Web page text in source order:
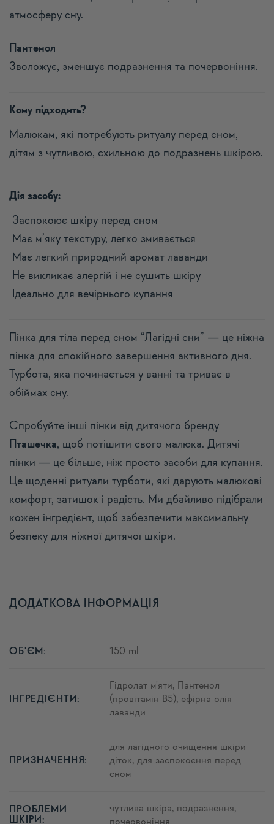
атмосферу сну.
Пантенол
Зволожує, зменшує подразнення та почервоніння.
Кому підходить?
Малюкам, які потребують ритуалу перед сном,
дітям з чутливою, схильною до подразнень шкірою.
Дія засобу:
Заспокоює шкіру перед сном
Має м’яку текстуру, легко змивається
Має легкий природний аромат лаванди
Не викликає алергій і не сушить шкіру
Ідеально для вечірнього купання
Пінка для тіла перед сном “Лагідні сни” — це ніжна
пінка для спокійного завершення активного дня.
Турбота, яка починається у ванні та триває в
обіймах сну.
Спробуйте інші пінки від дитячого бренду
Пташечка, щоб потішити свого малюка. Дитячі
пінки — це більше, ніж просто засоби для купання.
Це щоденні ритуали турботи, які дарують малюкові
комфорт, затишок і радість. Ми дбайливо підібрали
кожен інгредієнт, щоб забезпечити максимальну
безпеку для ніжної дитячої шкіри.
ДОДАТКОВА ІНФОРМАЦІЯ
ОБ'ЄМ: 150 ml
ІНГРЕДІЄНТИ:
Гідролат м'яти, Пантенол
(провітамін B5), ефірна олія
лаванди
ПРИЗНАЧЕННЯ:
для лагідного очищення шкіри
діток, для заспокоєння перед
сном
ПРОБЛЕМИ
ШКІРИ:
чутлива шкіра, подразнення,
почервоніння